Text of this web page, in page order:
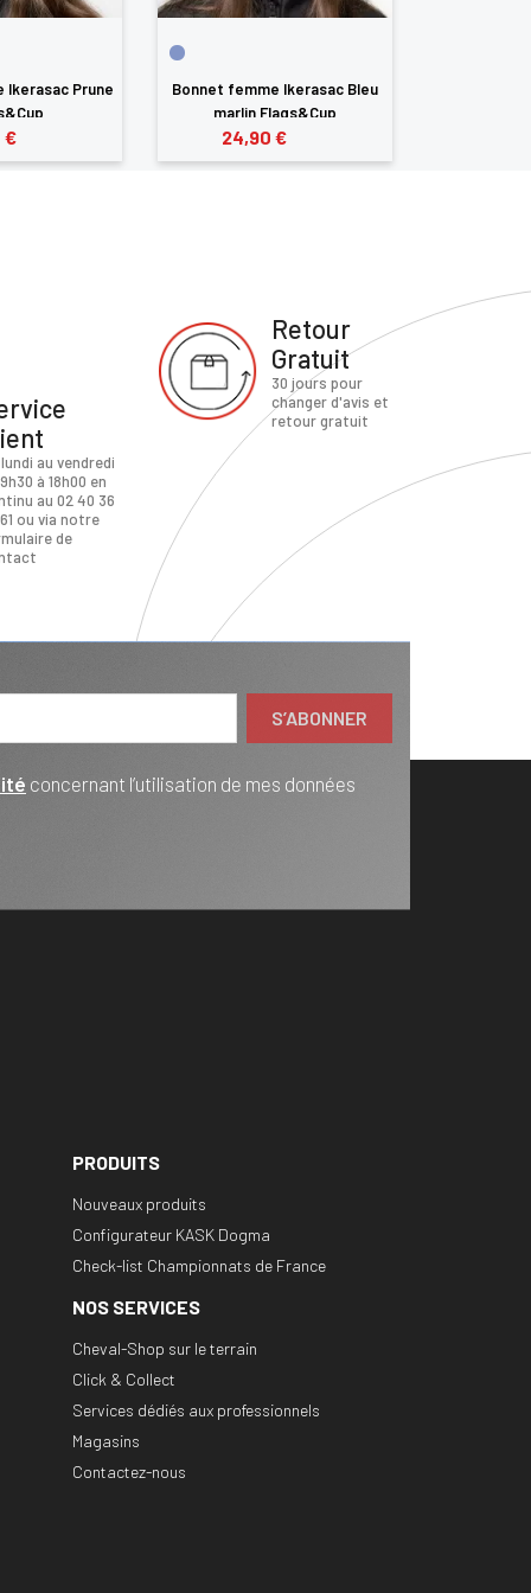
Prune
€
Bonnet femme Ikerasac Bleu
marlin Flags&Cup
24,90 €
au vendredi
à 18h00 en
au 02 40 36
ou via notre
de
Retour
Gratuit
30 jours pour
changer d'avis et
retour gratuit
concernant l’utilisation de mes données
PRODUITS
Nouveaux produits
Configurateur KASK Dogma
Check-list Championnats de France
NOS SERVICES
Cheval-Shop sur le terrain
Click & Collect
Services dédiés aux professionnels
Magasins
Contactez-nous